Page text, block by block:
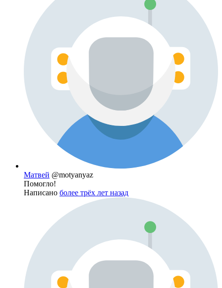
Матвей @motyanyaz
Помогло!
Написано более трёх лет назад